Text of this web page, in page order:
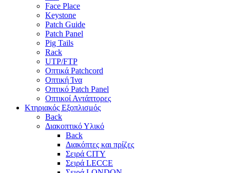
Face Place
Keystone
Patch Guide
Patch Panel
Pig Tails
Rack
UTP/FTP
Οπτικά Patchcord
Οπτική Ίνα
Οπτικό Patch Panel
Οπτικοί Αντάπτορες
Κτηριακός Εξοπλισμός
Back
Διακοπτικό Υλικό
Back
Διακόπτες και πρίζες
Σειρά CITY
Σειρά LECCE